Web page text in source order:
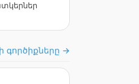
գործիքները →